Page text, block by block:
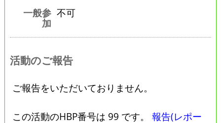
一般参
加
不可
活動のご報告
ご報告をいただいておりません。
この活動のHBP番号は 99 です。報告(レポー